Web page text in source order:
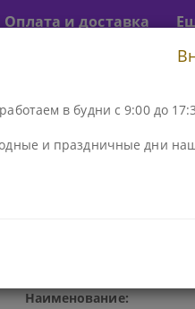
Оплата и доставка
Монтажная смазка для
смазка
Наименование:
в будни с 9:00 до
и праздничные дни